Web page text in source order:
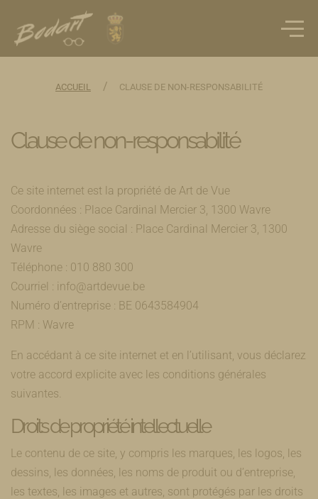
ACCUEIL / CLAUSE DE NON-RESPONSABILITÉ
Clause de non-responsabilité
Ce site internet est la propriété de Art de Vue
Coordonnées : Place Cardinal Mercier 3, 1300 Wavre
Adresse du siège social : Place Cardinal Mercier 3, 1300
Wavre
Téléphone : 010 880 300
Courriel : info@artdevue.be
Numéro d’entreprise : BE 0643584904
RPM : Wavre
En accédant à ce site internet et en l’utilisant, vous déclarez
votre accord explicite avec les conditions générales
suivantes.
Droits de propriété intellectuelle
Le contenu de ce site, y compris les marques, les logos, les
dessins, les données, les noms de produit ou d’entreprise,
les textes, les images et autres, sont protégés par les droits